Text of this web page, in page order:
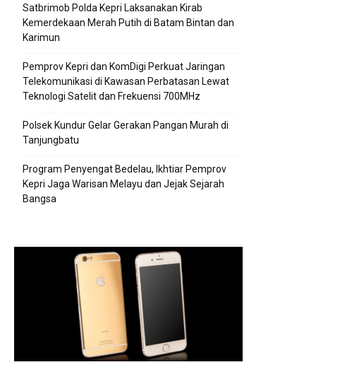
Satbrimob Polda Kepri Laksanakan Kirab
Kemerdekaan Merah Putih di Batam Bintan dan
Karimun
Pemprov Kepri dan KomDigi Perkuat Jaringan
Telekomunikasi di Kawasan Perbatasan Lewat
Teknologi Satelit dan Frekuensi 700MHz
Polsek Kundur Gelar Gerakan Pangan Murah di
Tanjungbatu
Program Penyengat Bedelau, Ikhtiar Pemprov
Kepri Jaga Warisan Melayu dan Jejak Sejarah
Bangsa